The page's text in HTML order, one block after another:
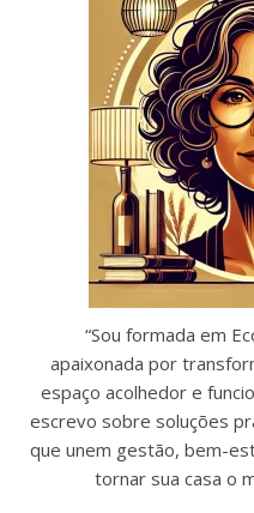
“Sou formada em
apaixonada por
espaço acolhedor e
escrevo sobre soluções
que unem gestão, bem-
tornar sua casa o